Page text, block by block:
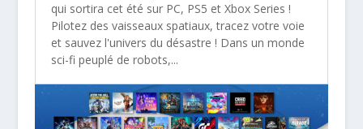
qui sortira cet été sur PC, PS5 et Xbox Series !
Pilotez des vaisseaux spatiaux, tracez votre voie
et sauvez l'univers du désastre ! Dans un monde
sci-fi peuplé de robots,...